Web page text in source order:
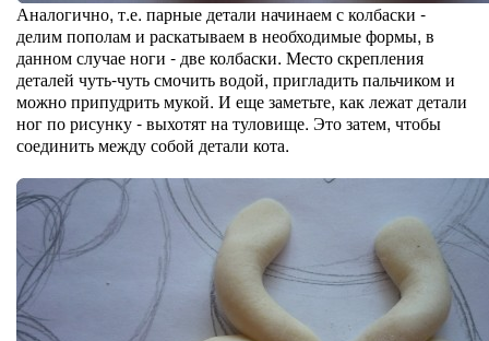
Аналогично, т.е. парные детали начинаем с колбаски -
делим пополам и раскатываем в необходимые формы, в
данном случае ноги - две колбаски. Место скрепления
деталей чуть-чуть смочить водой, пригладить пальчиком и
можно припудрить мукой. И еще заметьте, как лежат детали
ног по рисунку - выхотят на туловище. Это затем, чтобы
соединить между собой детали кота.